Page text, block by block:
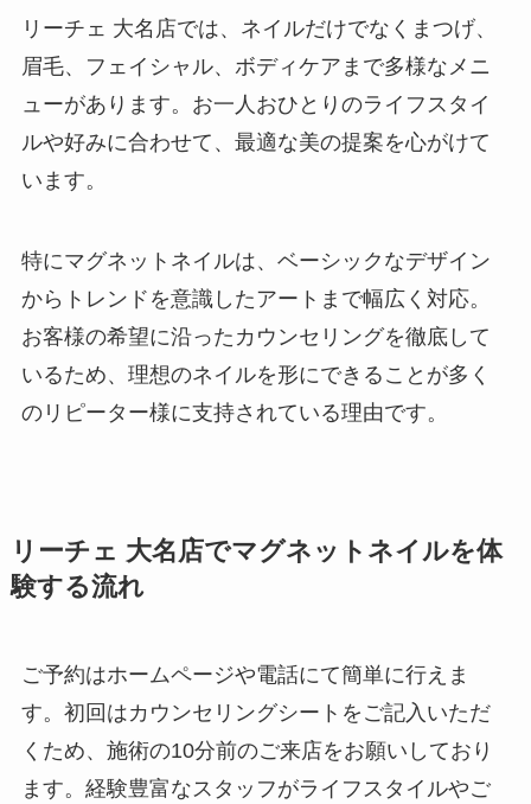
リーチェ 大名店では、ネイルだけでなくまつげ、
眉毛、フェイシャル、ボディケアまで多様なメニ
ューがあります。お一人おひとりのライフスタイ
ルや好みに合わせて、最適な美の提案を心がけて
います。
特にマグネットネイルは、ベーシックなデザイン
からトレンドを意識したアートまで幅広く対応。
お客様の希望に沿ったカウンセリングを徹底して
いるため、理想のネイルを形にできることが多く
のリピーター様に支持されている理由です。
リーチェ 大名店でマグネットネイルを体
験する流れ
ご予約はホームページや電話にて簡単に行えま
す。初回はカウンセリングシートをご記入いただ
くため、施術の10分前のご来店をお願いしており
ます。経験豊富なスタッフがライフスタイルやご